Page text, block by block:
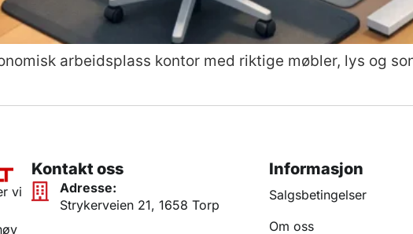
arbeidsplass kontor med riktige møbler, lys og
vi
Kontakt oss
Adresse:
Strykerveien 21, 1658 Torp
Informasjon
Salgsbetingelser
Om oss